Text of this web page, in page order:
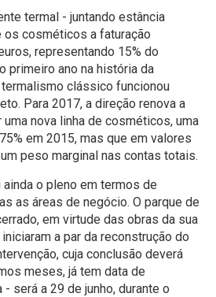
termal - juntando estância
os cosméticos a faturação
representando 15% do
primeiro ano na história da
clássico funcionou
Para 2017, a direção renova a
uma nova linha de cosméticos, uma
em 2015, mas que em valores
peso marginal nas contas totais.
o pleno em termos de
as áreas de negócio. O parque de
em virtude das obras da sua
a par da reconstrução do
cuja conclusão deverá
meses, já tem data de
- será a 29 de junho, durante o